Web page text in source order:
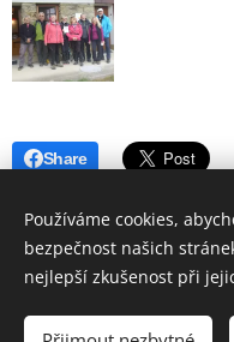
Share
© 2019 Hostinec u nádraží
Používáme cookies,
bezpečnost našich
nejlepší zkušenost při